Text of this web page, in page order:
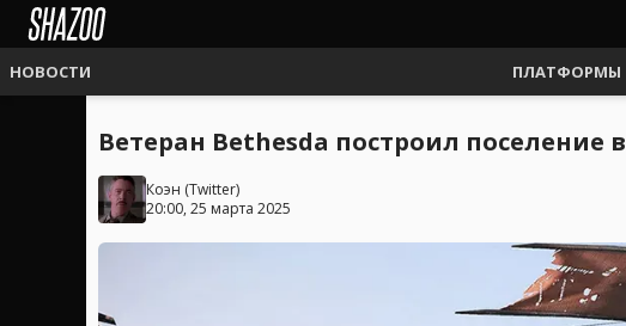
НОВОСТИ ПЛАТФОРМЫ
Ветеран Bethesda построил поселение
Коэн (Twitter)
20:00, 25 марта 2025